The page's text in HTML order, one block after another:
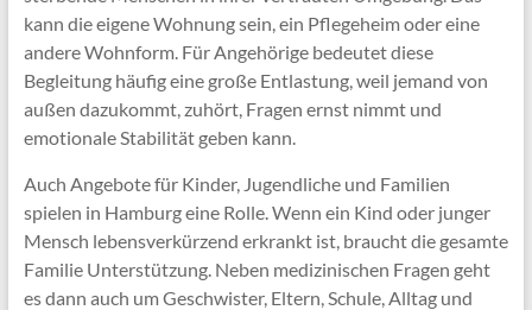
kann die eigene Wohnung sein, ein Pflegeheim oder eine
andere Wohnform. Für Angehörige bedeutet diese
Begleitung häufig eine große Entlastung, weil jemand von
außen dazukommt, zuhört, Fragen ernst nimmt und
emotionale Stabilität geben kann.
Auch Angebote für Kinder, Jugendliche und Familien
spielen in Hamburg eine Rolle. Wenn ein Kind oder junger
Mensch lebensverkürzend erkrankt ist, braucht die gesamte
Familie Unterstützung. Neben medizinischen Fragen geht
es dann auch um Geschwister, Eltern, Schule, Alltag und